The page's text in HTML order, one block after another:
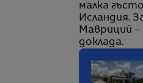
малка
Исландия.
Мавриций –
доклада.